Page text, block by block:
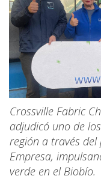
Crossville Fabric
adjudicó uno de
región a través
Empresa,
verde en el Biobío.